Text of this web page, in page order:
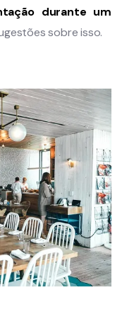
durante um
sobre isso.